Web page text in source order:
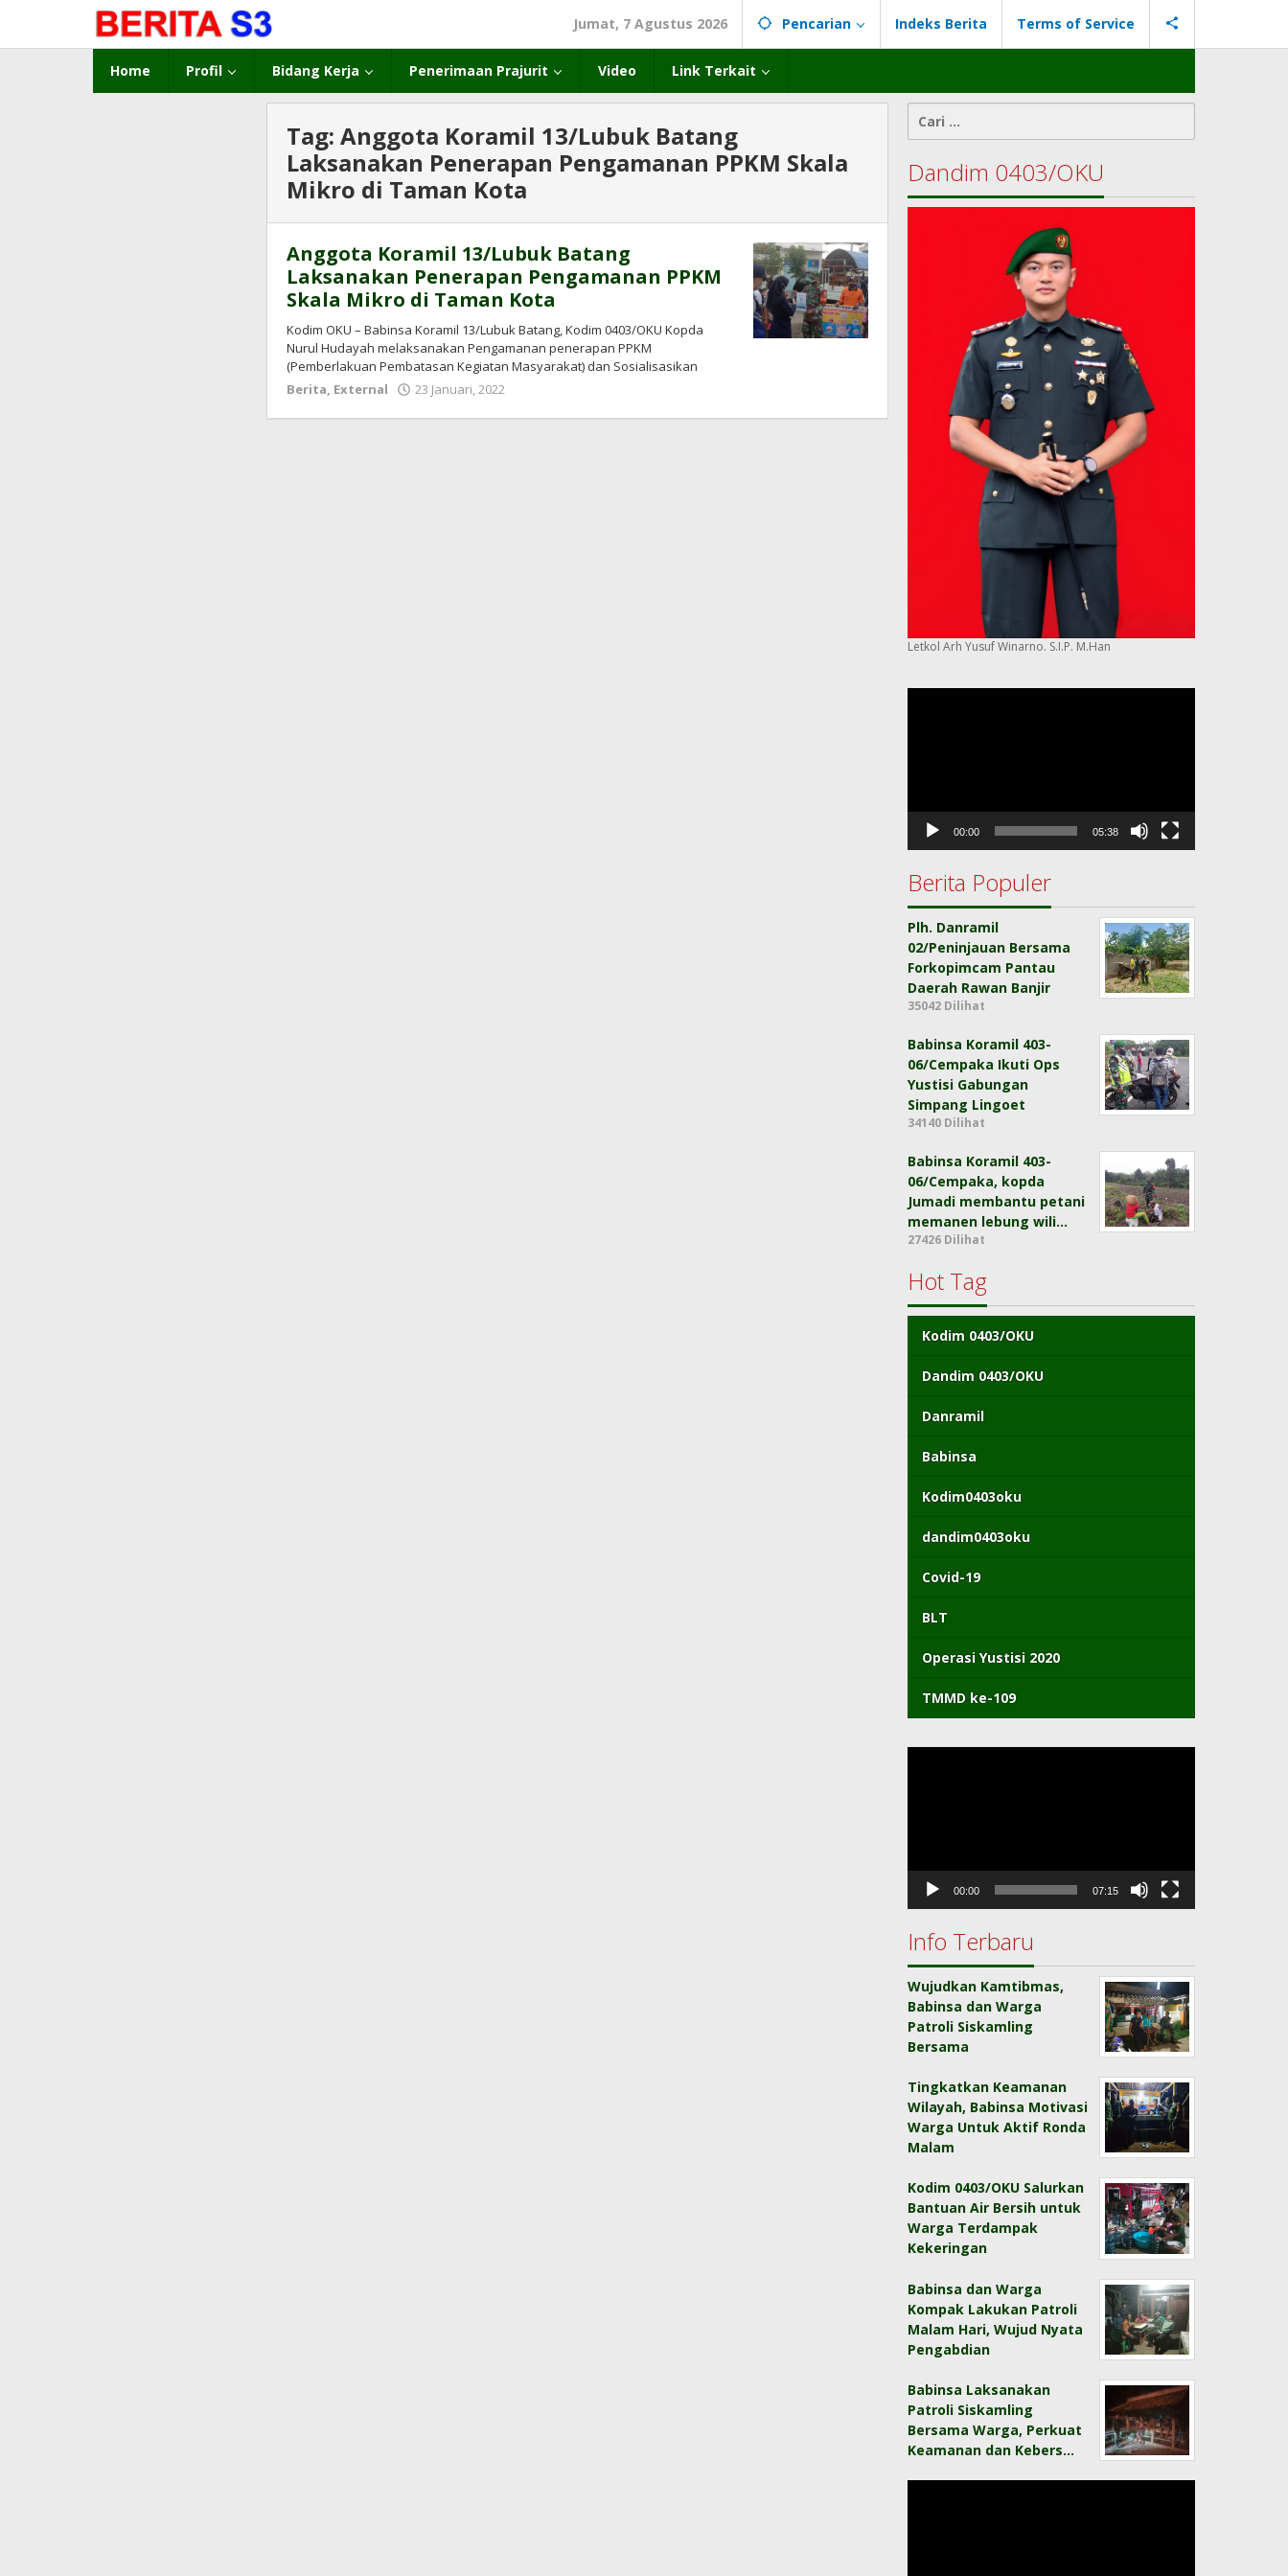
konten
Jumat, 7 Agustus 2026 Pencarian Indeks Berita Terms of Service
Home Profil Bidang Kerja Penerimaan Prajurit Video Link Terkait
Tag:Anggota Koramil 13/Lubuk Batang
Laksanakan Penerapan Pengamanan PPKM Skala
Mikro di Taman Kota
Anggota Koramil 13/Lubuk Batang
Laksanakan Penerapan Pengamanan PPKM
Skala Mikro di Taman Kota
Kodim OKU – Babinsa Koramil 13/Lubuk Batang, Kodim 0403/OKU Kopda
Nurul Hudayah melaksanakan Pengamanan penerapan PPKM
(Pemberlakuan Pembatasan Kegiatan Masyarakat) dan Sosialisasikan
Berita, External 23 Januari, 2022
Cari
untuk:
Dandim 0403/OKU
Letkol Arh Yusuf Winarno. S.I.P. M.Han
00:00 05:38
Berita Populer
Plh. Danramil
02/Peninjauan Bersama
Forkopimcam Pantau
Daerah Rawan Banjir
35042 Dilihat
Babinsa Koramil 403-
06/Cempaka Ikuti Ops
Yustisi Gabungan
Simpang Lingoet
34140 Dilihat
Babinsa Koramil 403-
06/Cempaka, kopda
Jumadi membantu petani
memanen lebung wili…
27426 Dilihat
Hot Tag
Kodim 0403/OKU
Dandim 0403/OKU
Danramil
Babinsa
Kodim0403oku
dandim0403oku
Covid-19
BLT
Operasi Yustisi 2020
TMMD ke-109
00:00 07:15
Info Terbaru
Wujudkan Kamtibmas,
Babinsa dan Warga
Patroli Siskamling
Bersama
Tingkatkan Keamanan
Wilayah, Babinsa Motivasi
Warga Untuk Aktif Ronda
Malam
Kodim 0403/OKU Salurkan
Bantuan Air Bersih untuk
Warga Terdampak
Kekeringan
Babinsa dan Warga
Kompak Lakukan Patroli
Malam Hari, Wujud Nyata
Pengabdian
Babinsa Laksanakan
Patroli Siskamling
Bersama Warga, Perkuat
Keamanan dan Kebers…